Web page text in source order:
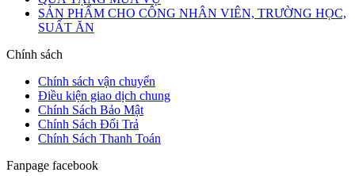
SẢN PHẨM CHO CÔNG NHÂN VIÊN, TRƯỜNG HỌC,
SUẤT ĂN
Chính sách
Chính sách vận chuyển
Điều kiện giao dịch chung
Chính Sách Bảo Mật
Chính Sách Đổi Trả
Chính Sách Thanh Toán
Fanpage facebook